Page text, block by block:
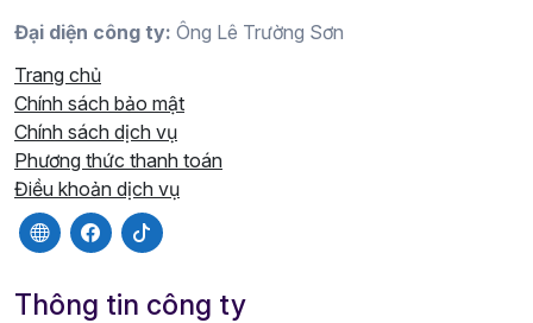
Đại diện công ty: Ông Lê Trường Sơn
Trang chủ
Chính sách bảo mật
Chính sách dịch vụ
Phương thức thanh toán
Điều khoản dịch vụ
Thông tin công ty